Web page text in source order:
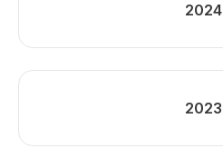
2024
2023